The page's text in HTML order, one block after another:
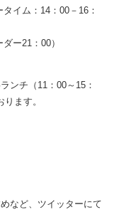
タイム：14：00－16：
ー21：00）
ンチ（11：00～15：
ます。
など、ツイッターにて